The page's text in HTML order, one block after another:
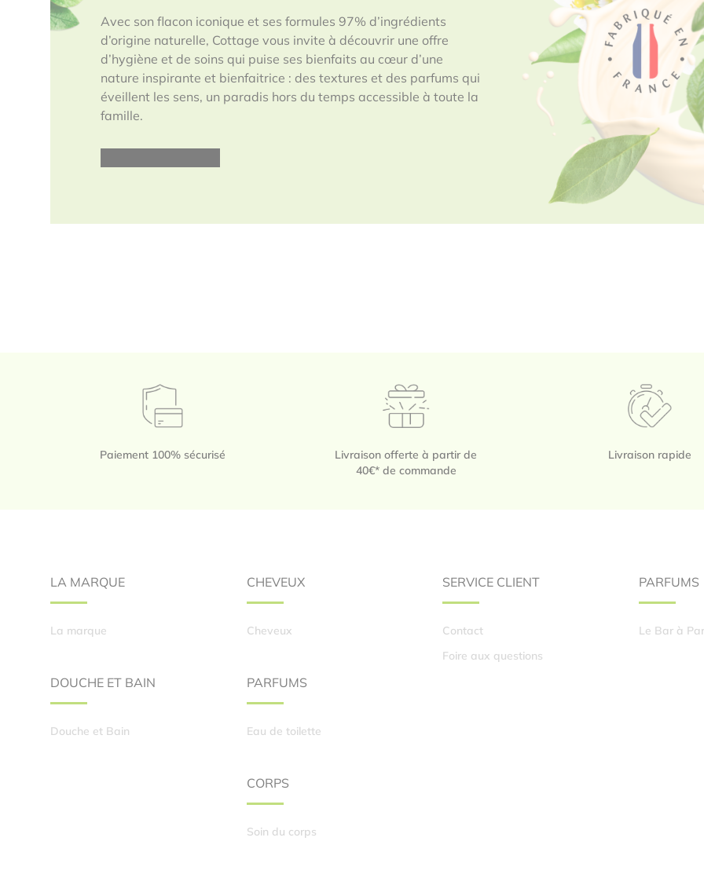
Avec son flacon iconique et ses formules 97% d’ingrédients
d’origine naturelle, Cottage vous invite à découvrir une offre
d’hygiène et de soins qui puise ses bienfaits au cœur d’une
nature inspirante et bienfaitrice : des textures et des parfums qui
éveillent les sens, un paradis hors du temps accessible à toute la
famille.
Paiement 100% sécurisé
Livraison offerte à partir de
40€* de commande
Livraison rapide
LA MARQUE
La marque
DOUCHE ET BAIN
Douche et Bain
CHEVEUX
Cheveux
PARFUMS
Eau de toilette
CORPS
Soin du corps
SERVICE CLIENT
Contact
Foire aux questions
PARFUMS
Le Bar à